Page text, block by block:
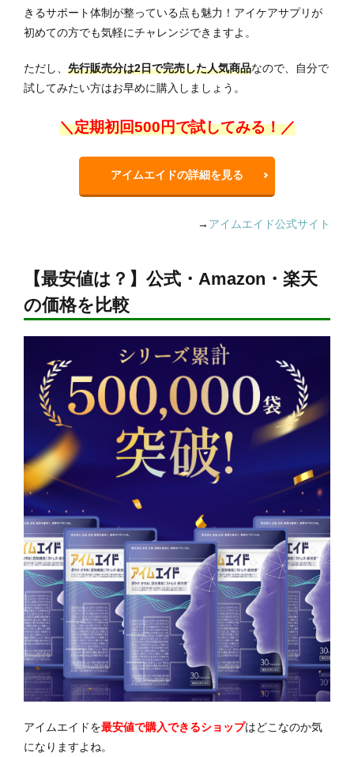
きるサポート体制が整っている点も魅力！アイケアサプリが
初めての方でも気軽にチャレンジできますよ。
ただし、 先行販売分は2日で完売した人気商品なので、自分で
試してみたい方はお早めに購入しましょう。
＼定期初回500円で試してみる！／
アイムエイドの詳細を見る
→ アイムエイド公式サイト
【最安値は？】公式・Amazon・楽天
の価格を比較
アイムエイドを最安値で購入できるショップはどこなのか気
になりますよね。